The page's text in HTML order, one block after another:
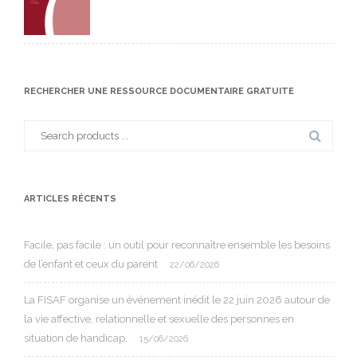
RECHERCHER UNE RESSOURCE DOCUMENTAIRE GRATUITE
ARTICLES RÉCENTS
Facile, pas facile : un outil pour reconnaître ensemble les besoins
de l’enfant et ceux du parent
22/06/2026
La FISAF organise un événement inédit le 22 juin 2026 autour de
la vie affective, relationnelle et sexuelle des personnes en
situation de handicap.
15/06/2026